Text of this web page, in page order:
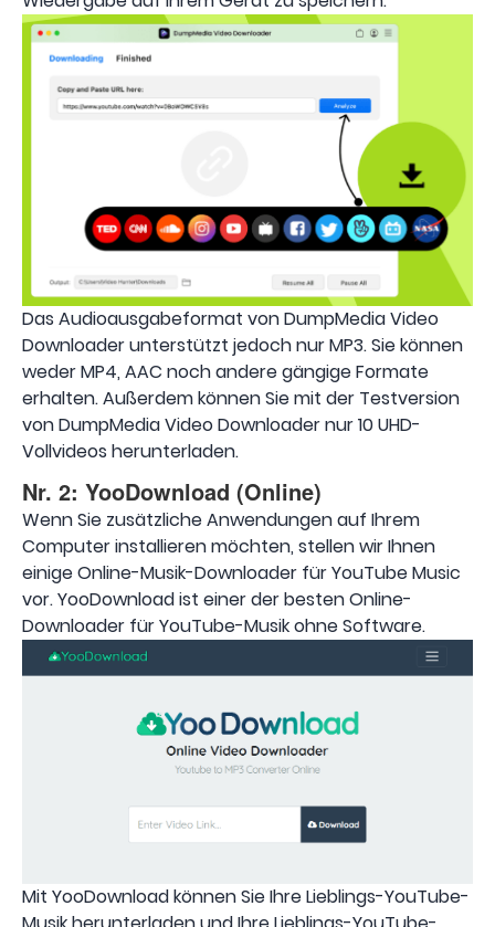
Das Audioausgabeformat von DumpMedia Video
Downloader unterstützt jedoch nur MP3. Sie können
weder MP4, AAC noch andere gängige Formate
erhalten. Außerdem können Sie mit der Testversion
von DumpMedia Video Downloader nur 10 UHD-
Vollvideos herunterladen.
Nr. 2: YooDownload (Online)
Wenn Sie zusätzliche Anwendungen auf Ihrem
Computer installieren möchten, stellen wir Ihnen
einige Online-Musik-Downloader für YouTube Music
vor. YooDownload ist einer der besten Online-
Downloader für YouTube-Musik ohne Software.
Mit YooDownload können Sie Ihre Lieblings-YouTube-